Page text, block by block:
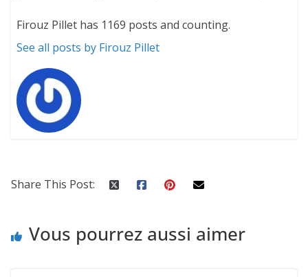
Firouz Pillet has 1169 posts and counting.
See all posts by Firouz Pillet
Share This Post:
Vous pourrez aussi aimer